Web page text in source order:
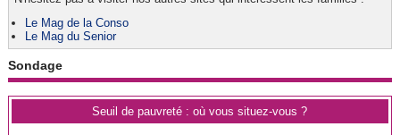
Le Mag de la Conso
Le Mag du Senior
Sondage
Seuil de pauvreté : où vous situez-vous ?